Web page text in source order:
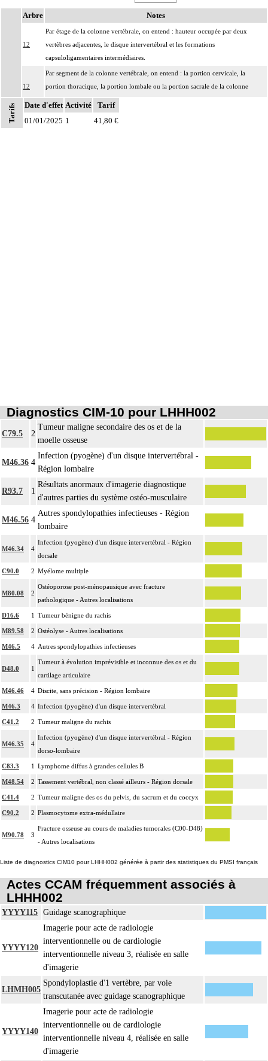
Notes
Arbre Notes
12
Par étage de la colonne vertébrale, on entend : hauteur occupée par deux
vertèbres adjacentes, le disque intervertébral et les formations
capsuloligamentaires intermédiaires.
12
Par segment de la colonne vertébrale, on entend : la portion cervicale, la
portion thoracique, la portion lombale ou la portion sacrale de la colonne
vertébrale.
Par exérèse partielle d'un os, on entend :
Tarifs Date d'effet Activité
Tarif
01/01/2025 1 41,80 €
Diagnostics CIM-10 pour LHHH002
C79.5 2
Tumeur maligne secondaire des os et de la
moelle osseuse
M46.36 4
Infection (pyogène) d'un disque intervertébral -
Région lombaire
R93.7 1
Résultats anormaux d'imagerie diagnostique
d'autres parties du système ostéo-musculaire
M46.56 4
Autres spondylopathies infectieuses - Région
lombaire
M46.34 4
Infection (pyogène) d'un disque intervertébral - Région
dorsale
C90.0 2 Myélome multiple
M80.08 2
Ostéoporose post-ménopausique avec fracture
pathologique - Autres localisations
D16.6 1 Tumeur bénigne du rachis
M89.58 2 Ostéolyse - Autres localisations
M46.5 4 Autres spondylopathies infectieuses
D48.0 1
Tumeur à évolution imprévisible et inconnue des os et du
cartilage articulaire
M46.46 4 Discite, sans précision - Région lombaire
M46.3 4 Infection (pyogène) d'un disque intervertébral
C41.2 2 Tumeur maligne du rachis
M46.35 4
Infection (pyogène) d'un disque intervertébral - Région
dorso-lombaire
C83.3 1 Lymphome diffus à grandes cellules B
M48.54 2 Tassement vertébral, non classé ailleurs - Région dorsale
C41.4 2 Tumeur maligne des os du pelvis, du sacrum et du coccyx
C90.2 2 Plasmocytome extra-médullaire
M90.78 3
Fracture osseuse au cours de maladies tumorales (C00-D48)
- Autres localisations
Liste de diagnostics CIM10 pour LHHH002 générée à partir des statistiques du PMSI français
Actes CCAM fréquemment associés à
LHHH002
YYYY115 Guidage scanographique
YYYY120
Imagerie pour acte de radiologie
interventionnelle ou de cardiologie
interventionnelle niveau 3, réalisée en salle
d'imagerie
LHMH005
Spondyloplastie d'1 vertèbre, par voie
transcutanée avec guidage scanographique
YYYY140
Imagerie pour acte de radiologie
interventionnelle ou de cardiologie
interventionnelle niveau 4, réalisée en salle
d'imagerie